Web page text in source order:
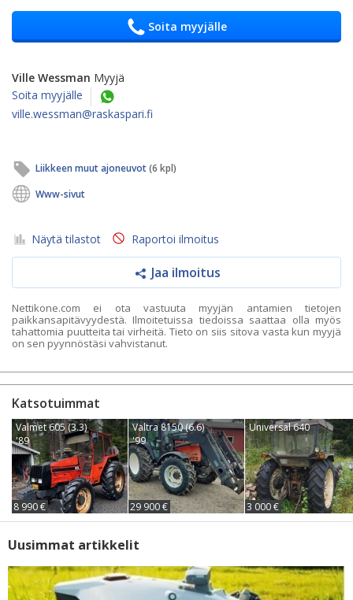
Soita myyjälle
Ville Wessman Myyjä
Soita myyjälle
ville.wessman@raskaspari.fi
Liikkeen muut ajoneuvot(6 kpl)
Www-sivut
Näytä tilastot Raportoi ilmoitus
Jaa ilmoitus
Nettikone.com ei ota vastuuta myyjän antamien tietojen
paikkansapitävyydestä. Ilmoitetuissa tiedoissa saattaa olla myös
tahattomia puutteita tai virheitä. Tieto on siis sitova vasta kun myyjä
on sen pyynnöstäsi vahvistanut.
Katsotuimmat
Valmet 605 (3.3)
'89
8 990 €
Valtra 8150 (6.6)
'99
29 900 €
Universal 640
3 000 €
Uusimmat artikkelit